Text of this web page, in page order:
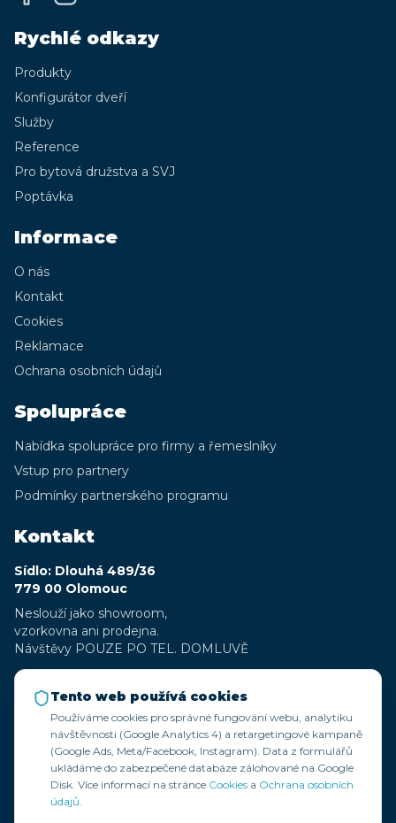
Rychlé odkazy
Produkty
Konfigurátor dveří
Služby
Reference
Pro bytová družstva a SVJ
Poptávka
Informace
O nás
Kontakt
Cookies
Reklamace
Ochrana osobních údajů
Spolupráce
Nabídka spolupráce pro firmy a řemeslníky
Vstup pro partnery
Podmínky partnerského programu
Kontakt
Sídlo: Dlouhá 489/36
779 00 Olomouc
Neslouží jako showroom,
vzorkovna ani prodejna.
Návštěvy POUZE PO TEL. DOMLUVĚ
+420 777 323 359
+420 777 197 084
info@zadoma.cz
IČ: 07287275
DIČ: CZ07287275
Bankovní spojení: 115-7668650267/0100
Tento web používá cookies
Používáme cookies pro správné fungování webu, analytiku
návštěvnosti (Google Analytics 4) a retargetingové kampaně
(Google Ads, Meta/Facebook, Instagram). Data z formulářů
ukládáme do zabezpečené databáze zálohované na Google
Disk. Více informací na stránce Cookies a Ochrana osobních
údajů.